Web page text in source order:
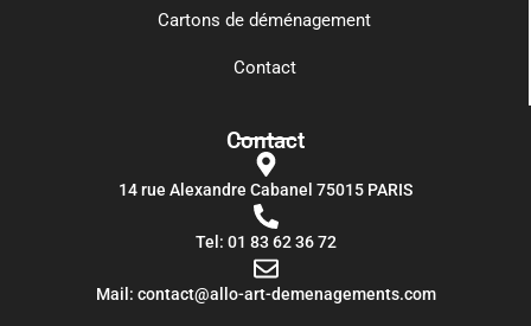
Cartons de déménagement
Contact
Contact
14 rue Alexandre Cabanel 75015 PARIS​
Tel: 01 83 62 36 72
Mail: contact@allo-art-demenagements.com